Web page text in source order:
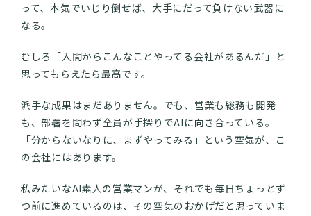
って、本気でいじり倒せば、大手にだって負けない武器に
なる。
むしろ「入間からこんなことやってる会社があるんだ」と
思ってもらえたら最高です。
派手な成果はまだありません。でも、営業も総務も開発
も、部署を問わず全員が手探りでAIに向き合っている。
「分からないなりに、まずやってみる」という空気が、こ
の会社にはあります。
私みたいなAI素人の営業マンが、それでも毎日ちょっとず
つ前に進めているのは、その空気のおかげだと思っていま